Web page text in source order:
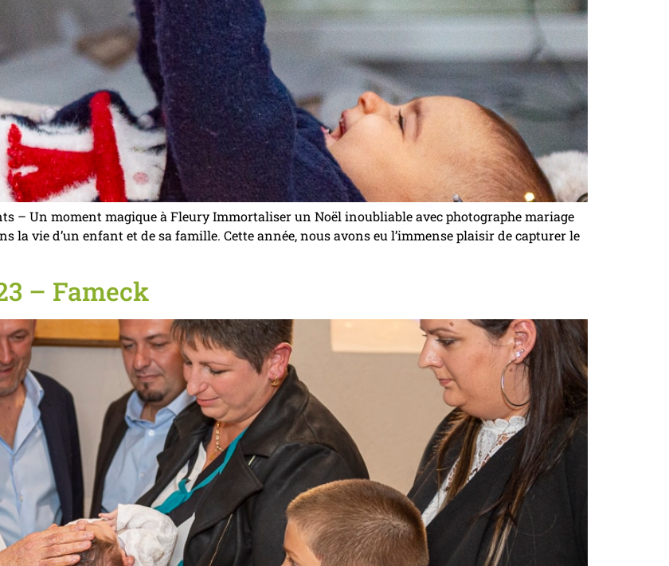
– Un moment magique à Fleury Immortaliser un Noël inoubliable avec photographe mariage
la vie d’un enfant et de sa famille. Cette année, nous avons eu l’immense plaisir de capturer le
– Fameck